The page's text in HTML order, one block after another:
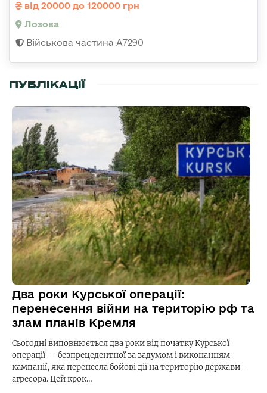
від 20000 до 120000 грн
Лозова
Військова частина А7290
ПУБЛІКАЦІЇ
Два роки Курської операції:
перенесення війни на територію рф та
злам планів Кремля
Сьогодні виповнюється два роки від початку Курської
операції — безпрецедентної за задумом і виконанням
кампанії, яка перенесла бойові дії на територію держави-
агресора. Цей крок…